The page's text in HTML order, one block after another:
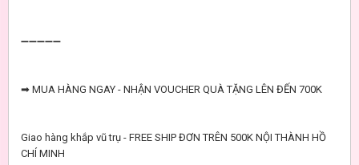
➖➖➖➖➖
➡ MUA HÀNG NGAY - NHẬN VOUCHER QUÀ TẶNG LÊN ĐẾN 700K
Giao hàng khắp vũ trụ - FREE SHIP ĐƠN TRÊN 500K NỘI THÀNH HỒ
CHÍ MINH